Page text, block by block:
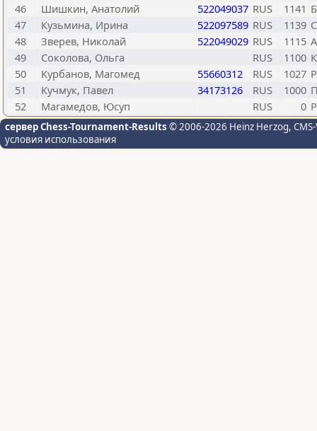
46 Шишкин, Анатолий 522049037 RUS 1141
47
Кузьмина, Ирина 522097589 RUS 1139
48
Зверев, Николай 522049029 RUS 1115
49
Соколова, Ольга RUS 1100
50
Курбанов, Магомед 55660312 RUS 1027
51
Кучмук, Павел 34173126 RUS 1000
52
Магамедов, Юсуп RUS 0
сервер Chess-Tournament-Results © 2006-2026 Heinz Herzog,
условия использования